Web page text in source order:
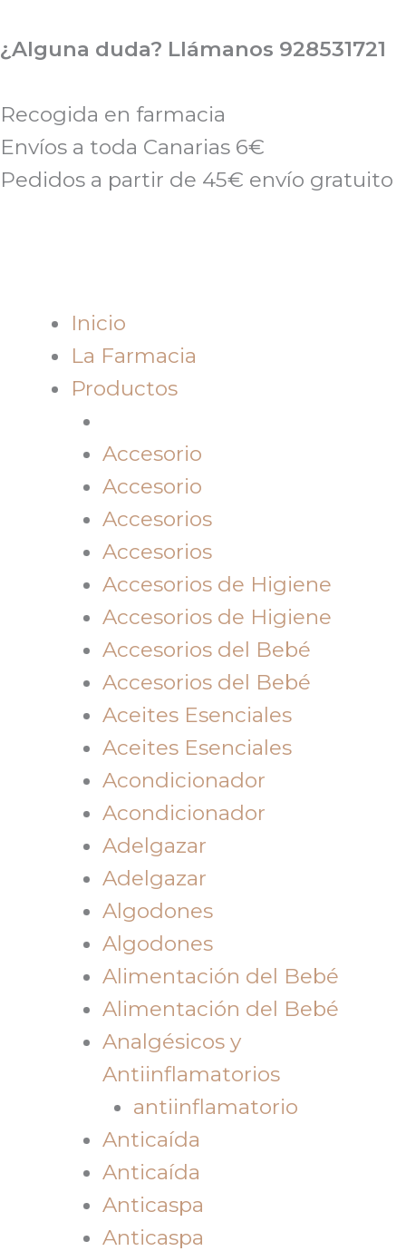
al
¿Alguna duda? Llámanos 928531721
Recogida en farmacia
Envíos a toda Canarias 6€
Pedidos a partir de 45€ envío gratuito
Inicio
La Farmacia
Productos
Accesorio
Accesorio
Accesorios
Accesorios
Accesorios de Higiene
Accesorios de Higiene
Accesorios del Bebé
Accesorios del Bebé
Aceites Esenciales
Aceites Esenciales
Acondicionador
Acondicionador
Adelgazar
Adelgazar
Algodones
Algodones
Alimentación del Bebé
Alimentación del Bebé
Analgésicos y
Antiinflamatorios
antiinflamatorio
Anticaída
Anticaída
Anticaspa
Anticaspa